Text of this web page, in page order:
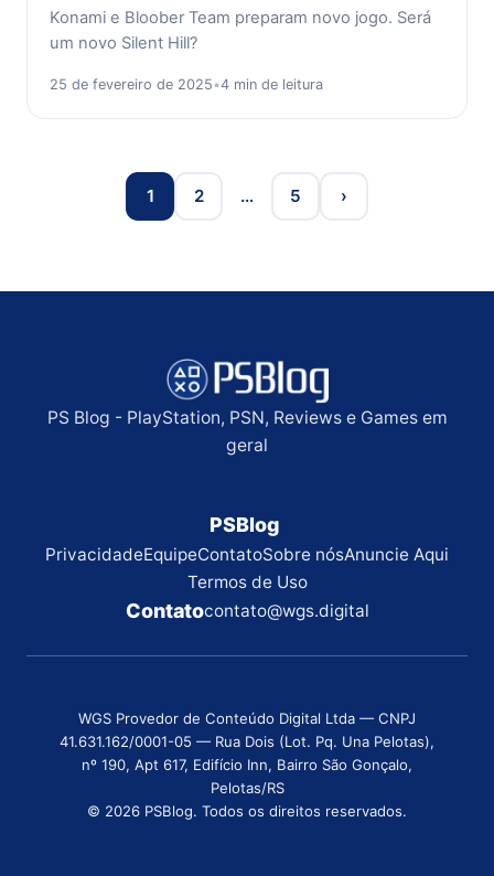
Konami e Bloober Team preparam novo jogo. Será
um novo Silent Hill?
25 de fevereiro de 2025•4 min de leitura
1 2 … 5 ›
PS Blog - PlayStation, PSN, Reviews e Games em
geral
PSBlog
PrivacidadeEquipeContatoSobre nósAnuncie Aqui
Termos de Uso
Contatocontato@wgs.digital
WGS Provedor de Conteúdo Digital Ltda — CNPJ
41.631.162/0001-05 — Rua Dois (Lot. Pq. Una Pelotas),
nº 190, Apt 617, Edifício Inn, Bairro São Gonçalo,
Pelotas/RS
© 2026 PSBlog. Todos os direitos reservados.